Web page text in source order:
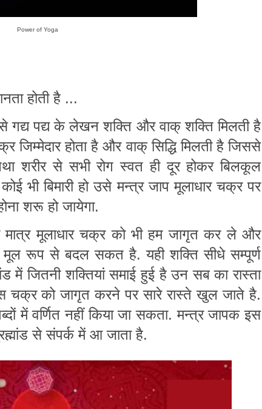
Power of Yoga
होती है ...
गद्य पद्य के लेखन शक्ति और वाक् शक्ति मिलती है
होता है और वाक् सिद्धि मिलती है जिससे
शरीर से सभी रोग स्वत ही दूर होकर बिलकूल
भी बिमारी हो उसे मन्त्र जाप मूलाधार चक्र पर
शरू हो जायेगा.
मात्र मूलाधार चक्र को भी हम जागृत कर ले और
मूल रूप से बदल सकत है. यही शक्ति सीधे सम्पूर्ण
में जितनी शक्तियां समाई हुई है उन सब का रास्ता
चक्र को जागृत करने पर सारे रास्ते खुल जाते है.
में वर्णित नहीं किया जा सकता. मन्त्र जापक इस
से संपर्क में आ जाता है.